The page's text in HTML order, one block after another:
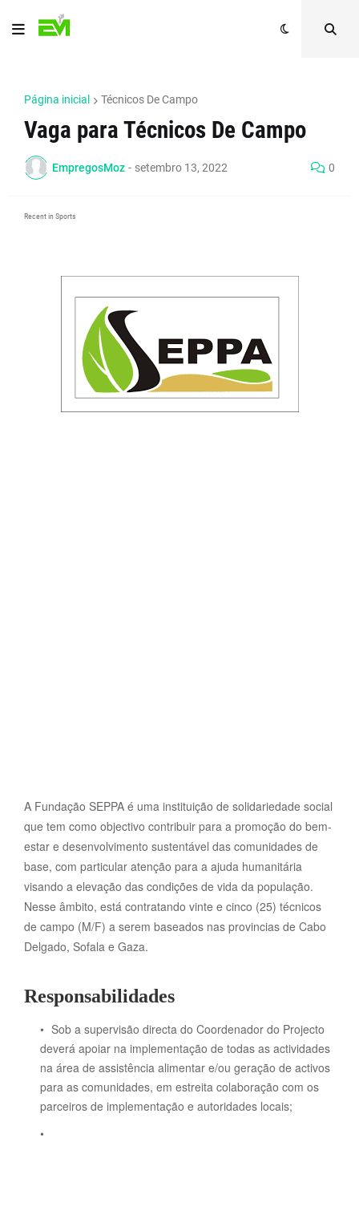
Página inicial Técnicos De Campo
Vaga para Técnicos De Campo
EmpregosMoz - setembro 13, 2022 0
Recent in Sports
A Fundação SEPPA é uma instituição de solidariedade social
que tem como objectivo contribuir para a promoção do bem-
estar e desenvolvimento sustentável das comunidades de
base, com particular atenção para a ajuda humanitária
visando a elevação das condições de vida da população.
Nesse âmbito, está contratando vinte e cinco (25) técnicos
de campo (M/F) a serem baseados nas provincias de Cabo
Delgado, Sofala e Gaza.
Responsabilidades
Sob a supervisão directa do Coordenador do Projecto
deverá apoiar na implementação de todas as actividades
na área de assistência alimentar e/ou geração de activos
para as comunidades, em estreita colaboração com os
parceiros de implementação e autoridades locais;